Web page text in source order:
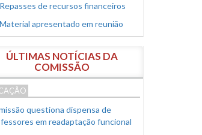
Repasses de recursos financeiros
Material apresentado em reunião
ÚLTIMAS NOTÍCIAS DA
COMISSÃO
questiona dispensa de
em readaptação funcional